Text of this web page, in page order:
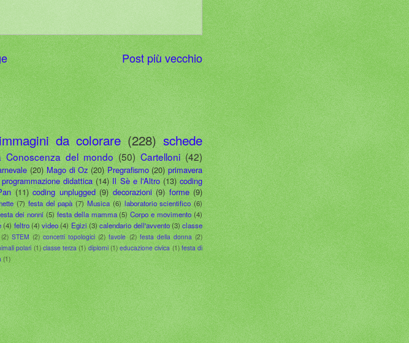
Post più vecchio
da colorare (228) schede
Conoscenza del mondo (50) Cartelloni (42)
(20) Mago di Oz (20) Pregrafismo (20) primavera
programmazione didattica (14) Il Sè e l'Altro (13) coding
(11) coding unplugged (9) decorazioni (9) forme (9)
(7) festa del papà (7) Musica (6) laboratorio scientifico (6)
dei nonni (5) festa della mamma (5) Corpo e movimento (4)
(4) feltro (4) video (4) Egizi (3) calendario dell'avvento (3) classe
(2) STEM (2) concetti topologici (2) favole (2) festa della donna (2)
polari (1) classe terza (1) diplomi (1) educazione civica (1) festa di
(1)